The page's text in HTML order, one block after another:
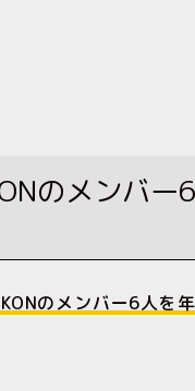
のメンバー
のメンバー6人を